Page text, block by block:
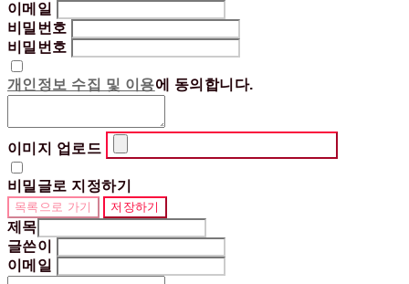
이메일
비밀번호
비밀번호
개인정보 수집 및 이용에 동의합니다.
이미지 업로드
비밀글로 지정하기
목록으로 가기 저장하기
제목
글쓴이
이메일